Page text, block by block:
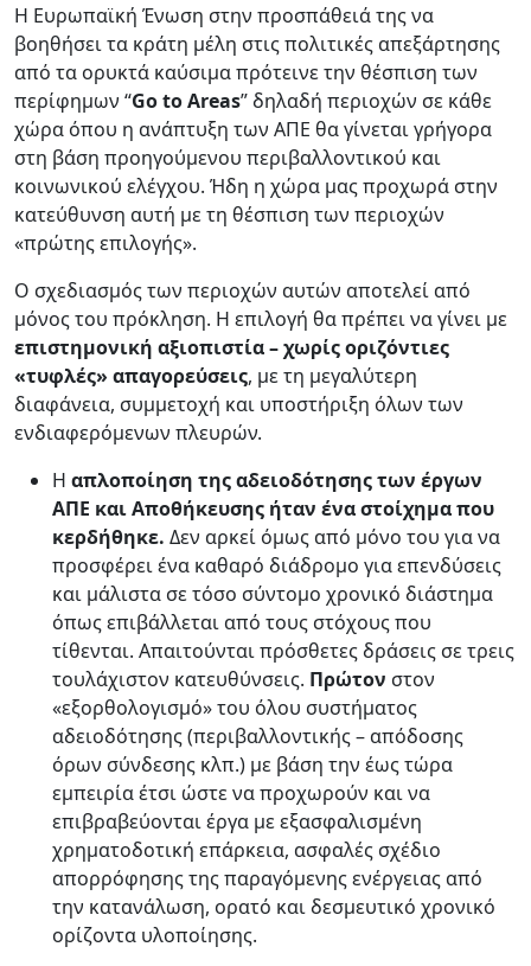
Η Ευρωπαϊκή Ένωση στην προσπάθειά της να
βοηθήσει τα κράτη μέλη στις πολιτικές απεξάρτησης
από τα ορυκτά καύσιμα πρότεινε την θέσπιση των
περίφημων “Go to Areas” δηλαδή περιοχών σε κάθε
χώρα όπου η ανάπτυξη των ΑΠΕ θα γίνεται γρήγορα
στη βάση προηγούμενου περιβαλλοντικού και
κοινωνικού ελέγχου. Ήδη η χώρα μας προχωρά στην
κατεύθυνση αυτή με τη θέσπιση των περιοχών
«πρώτης επιλογής».
Ο σχεδιασμός των περιοχών αυτών αποτελεί από
μόνος του πρόκληση. Η επιλογή θα πρέπει να γίνει με
επιστημονική αξιοπιστία – χωρίς οριζόντιες
«τυφλές» απαγορεύσεις, με τη μεγαλύτερη
διαφάνεια, συμμετοχή και υποστήριξη όλων των
ενδιαφερόμενων πλευρών.
Η απλοποίηση της αδειοδότησης των έργων
ΑΠΕ και Αποθήκευσης ήταν ένα στοίχημα που
κερδήθηκε. Δεν αρκεί όμως από μόνο του για να
προσφέρει ένα καθαρό διάδρομο για επενδύσεις
και μάλιστα σε τόσο σύντομο χρονικό διάστημα
όπως επιβάλλεται από τους στόχους που
τίθενται. Απαιτούνται πρόσθετες δράσεις σε τρεις
τουλάχιστον κατευθύνσεις. Πρώτον στον
«εξορθολογισμό» του όλου συστήματος
αδειοδότησης (περιβαλλοντικής – απόδοσης
όρων σύνδεσης κλπ.) με βάση την έως τώρα
εμπειρία έτσι ώστε να προχωρούν και να
επιβραβεύονται έργα με εξασφαλισμένη
χρηματοδοτική επάρκεια, ασφαλές σχέδιο
απορρόφησης της παραγόμενης ενέργειας από
την κατανάλωση, ορατό και δεσμευτικό χρονικό
ορίζοντα υλοποίησης.